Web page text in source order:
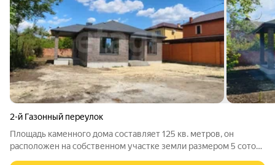
2-й Газонный переулок
Площадь каменного дома составляет 125 кв. метров, он
расположен на собственном участке земли размером 5 соток.